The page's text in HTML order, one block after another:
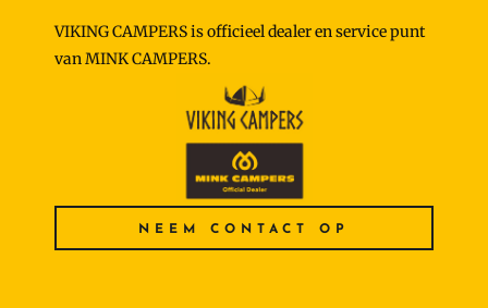
VIKING CAMPERS is officieel dealer en service punt
van MINK CAMPERS.
NEEM CONTACT OP